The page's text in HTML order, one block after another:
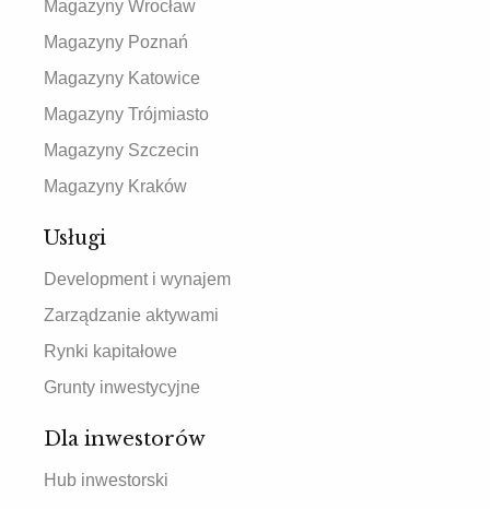
Magazyny Wrocław
Magazyny Poznań
Magazyny Katowice
Magazyny Trójmiasto
Magazyny Szczecin
Magazyny Kraków
Usługi
Development i wynajem
Zarządzanie aktywami
Rynki kapitałowe
Grunty inwestycyjne
Dla inwestorów
Hub inwestorski